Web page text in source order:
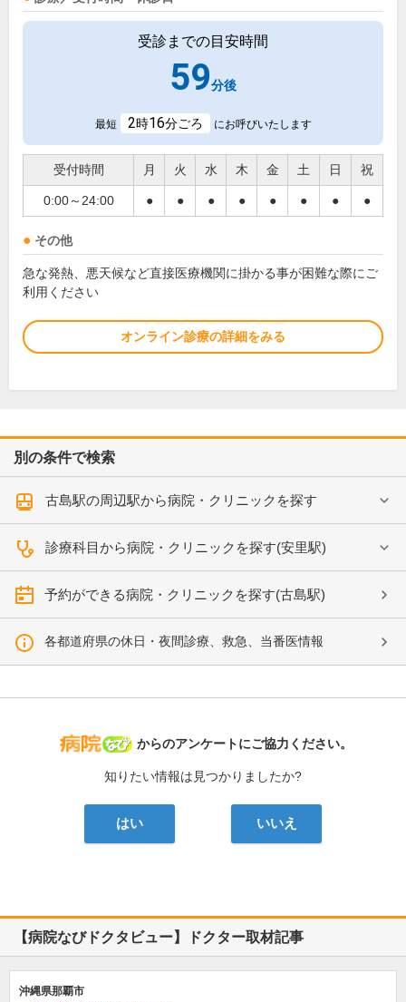
受診までの目安時間
59分後
最短 2時16分ごろ にお呼びいたします
受付時間 月 火 水 木 金 土 日 祝
0:00～24:00 ● ● ● ● ● ● ● ●
その他
急な発熱、悪天候など直接医療機関に掛かる事が困難な際にご
利用ください
オンライン診療の詳細をみる
別の条件で検索
古島駅の周辺駅から病院・クリニックを探す
診療科目から病院・クリニックを探す(安里駅)
予約ができる病院・クリニックを探す(古島駅)
各都道府県の休日・夜間診療、救急、当番医情報
病院なび
からのアンケートにご協力ください。
知りたい情報は見つかりましたか?
はい いいえ
【病院なびドクタビュー】ドクター取材記事
沖縄県那覇市